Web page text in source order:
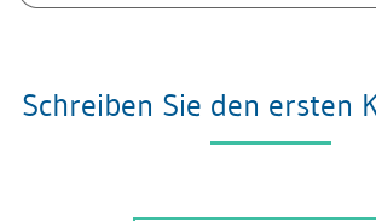
Schreiben Sie den ersten